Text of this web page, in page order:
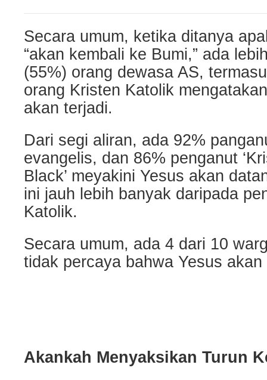
Secara umum, ketika ditanya
“akan kembali ke Bumi,” ada
(55%) orang dewasa AS,
orang Kristen Katolik
akan terjadi.
Dari segi aliran, ada 92%
evangelis, dan 86% penganut
Black’ meyakini Yesus akan
ini jauh lebih banyak daripada
Katolik.
Secara umum, ada 4 dari 10
tidak percaya bahwa Yesus
Akankah Menyaksikan Turun